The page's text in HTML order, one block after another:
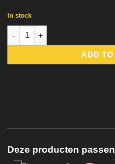
In stock
Prussian Blue Hue | Liquitex
ADD
Deze producten